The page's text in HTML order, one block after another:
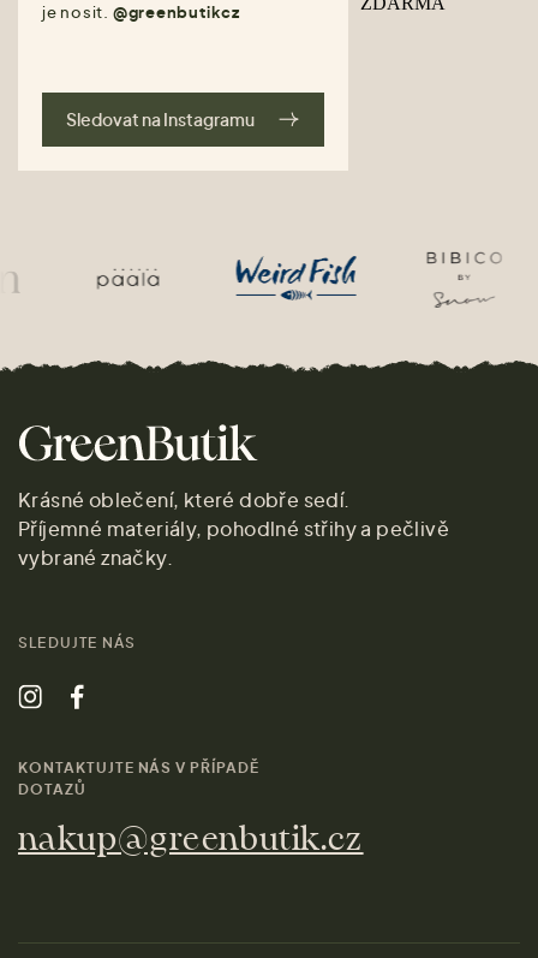
je nosit. @greenbutikcz
Sledovat na Instagramu
Krásné oblečení, které dobře sedí.
Příjemné materiály, pohodlné střihy a pečlivě
vybrané značky.
SLEDUJTE NÁS
KONTAKTUJTE NÁS V PŘÍPADĚ
DOTAZŮ
nakup@greenbutik.cz